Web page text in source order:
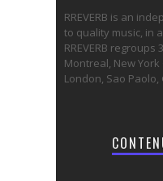
RREVERB is an
to quality music, in
RREVERB
Montreal, New York
London, Sao Paolo,